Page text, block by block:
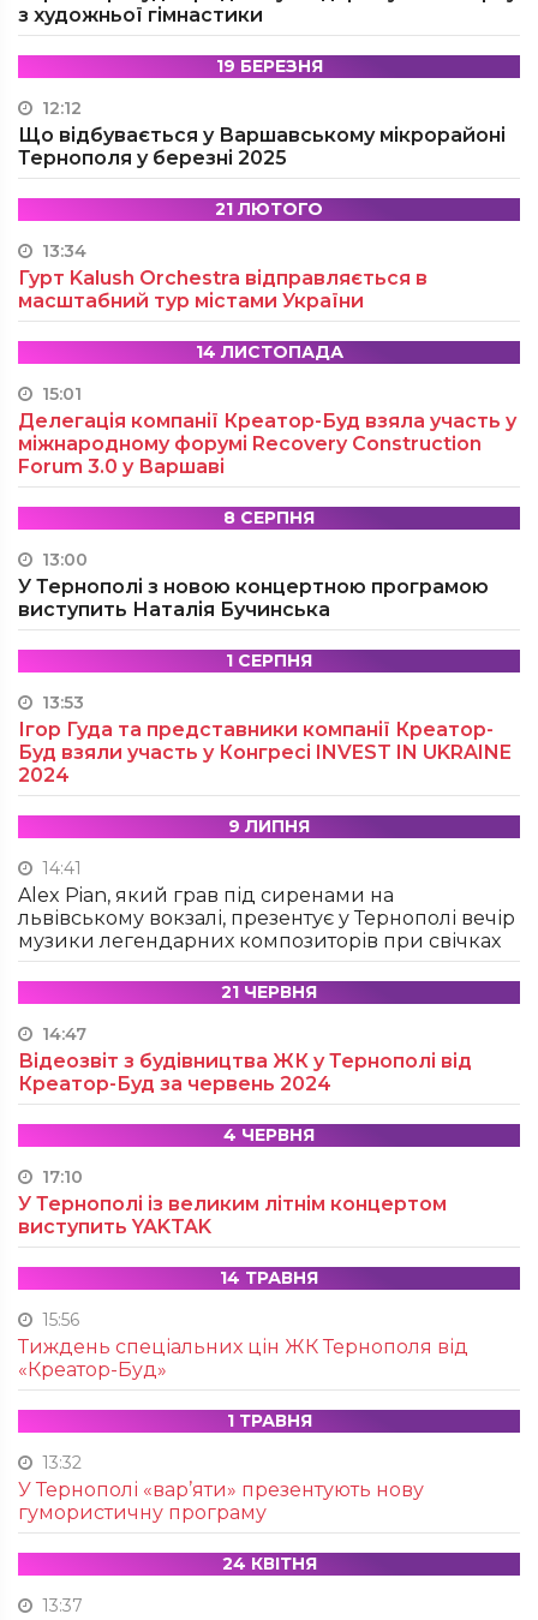
з художньої гімнастики
19 БЕРЕЗНЯ
12:12
Що відбувається у Варшавському мікрорайоні
Тернополя у березні 2025
21 ЛЮТОГО
13:34
Гурт Kalush Orchestra відправляється в
масштабний тур містами України
14 ЛИСТОПАДА
15:01
Делегація компанії Креатор-Буд взяла участь у
міжнародному форумі Recovery Construction
Forum 3.0 у Варшаві
8 СЕРПНЯ
13:00
У Тернополі з новою концертною програмою
виступить Наталія Бучинська
1 СЕРПНЯ
13:53
Ігор Гуда та представники компанії Креатор-
Буд взяли участь у Конгресі INVEST IN UKRAINE
2024
9 ЛИПНЯ
14:41
Alex Pian, який грав під сиренами на
львівському вокзалі, презентує у Тернополі вечір
музики легендарних композиторів при свічках
21 ЧЕРВНЯ
14:47
Відеозвіт з будівництва ЖК у Тернополі від
Креатор-Буд за червень 2024
4 ЧЕРВНЯ
17:10
У Тернополі із великим літнім концертом
виступить YAKTAK
14 ТРАВНЯ
15:56
Тиждень спеціальних цін ЖК Тернополя від
«Креатор-Буд»
1 ТРАВНЯ
13:32
У Тернополі «вар’яти» презентують нову
гумористичну програму
24 КВІТНЯ
13:37